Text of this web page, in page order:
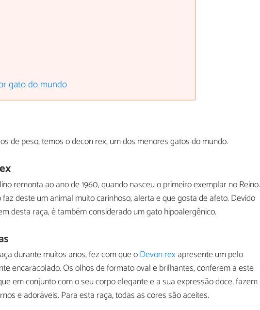
gato do mundo
de peso, temos o decon rex, um dos menores gatos do mundo.
remonta ao ano de 1960, quando nasceu o primeiro exemplar no Reino.
deste um animal muito carinhoso, alerta e que gosta de afeto. Devido
desta raça, é também considerado um gato hipoalergênico.
durante muitos anos, fez com que oDevon rexapresente um pelo
encaracolado. Os olhos de formato oval e brilhantes, conferem a este
em conjunto com o seu corpo elegante e a sua expressão doce, fazem
e adoráveis. Para esta raça, todas as cores são aceites.